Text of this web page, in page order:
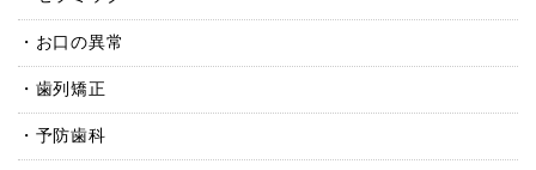
お口の異常
歯列矯正
予防歯科